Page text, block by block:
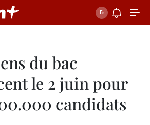
du bac
le 2 juin pour
candidats